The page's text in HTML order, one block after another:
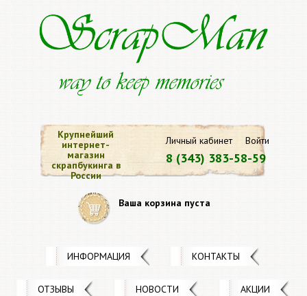
Личный кабинет Войти
8 (343) 383-58-59
Крупнейший
интернет-
магазин
скрапбукинга в
России
Ваша корзина пуста
ИНФОРМАЦИЯ КОНТАКТЫ
ОТЗЫВЫ НОВОСТИ АКЦИИ